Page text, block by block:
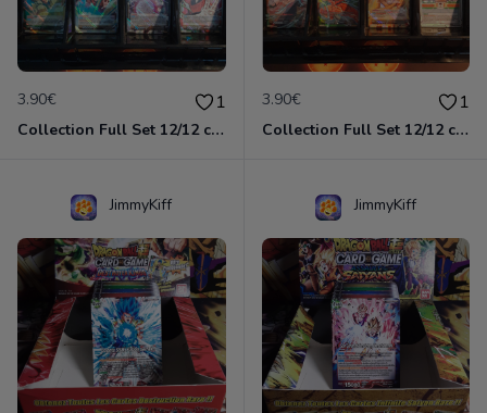
3.90€ 1
Collection Full Set 12/12 cartes Rares TB1 The Tournament of Power / Dragon Ball Super Card Game
3.90€ 1
Collection Full Set 12/12 cartes Rares TB2 World Martial Arts Tournament / Dragon Ball Super Card Game
JimmyKiff JimmyKiff